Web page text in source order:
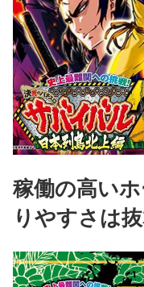
稼働の高い
りやすさは